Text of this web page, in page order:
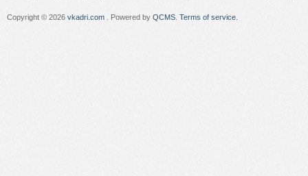
Copyright © 2026 vkadri.com . Powered by QCMS Terms of service.